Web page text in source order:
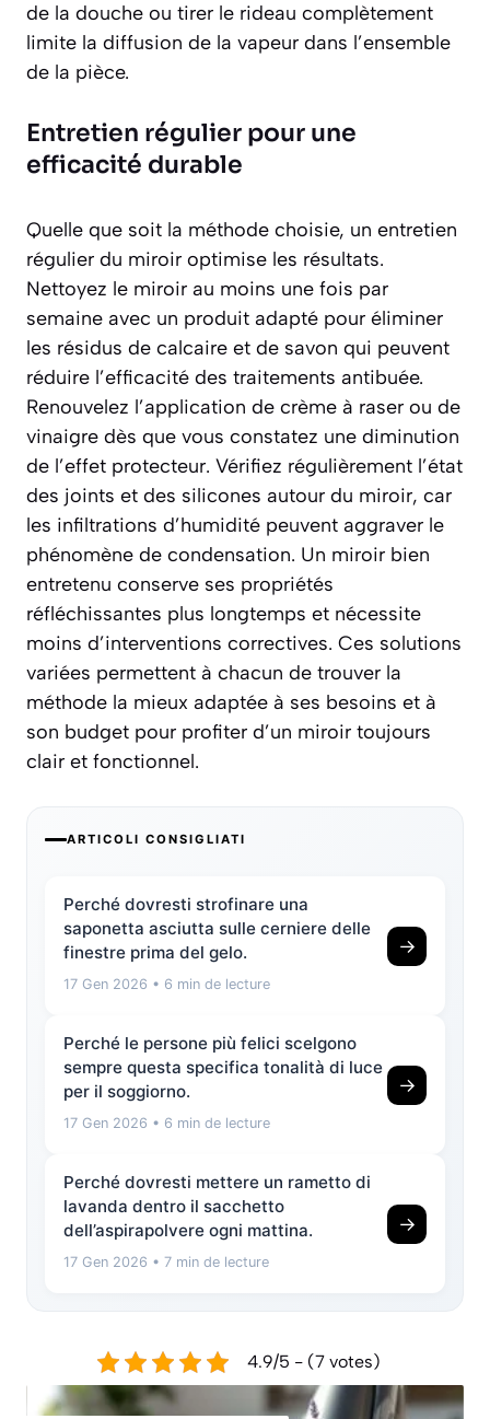
de la douche ou tirer le rideau complètement
limite la diffusion de la vapeur dans l’ensemble
de la pièce.
Entretien régulier pour une
efficacité durable
Quelle que soit la méthode choisie, un entretien
régulier du miroir optimise les résultats.
Nettoyez le miroir au moins une fois par
semaine avec un produit adapté pour éliminer
les résidus de calcaire et de savon qui peuvent
réduire l’efficacité des traitements antibuée.
Renouvelez l’application de crème à raser ou de
vinaigre dès que vous constatez une diminution
de l’effet protecteur. Vérifiez régulièrement l’état
des joints et des silicones autour du miroir, car
les infiltrations d’humidité peuvent aggraver le
phénomène de condensation. Un miroir bien
entretenu conserve ses propriétés
réfléchissantes plus longtemps et nécessite
moins d’interventions correctives. Ces solutions
variées permettent à chacun de trouver la
méthode la mieux adaptée à ses besoins et à
son budget pour profiter d’un miroir toujours
clair et fonctionnel.
ARTICOLI CONSIGLIATI
Perché dovresti strofinare una
saponetta asciutta sulle cerniere delle
finestre prima del gelo.
17 Gen 2026 • 6 min de lecture
→
Perché le persone più felici scelgono
sempre questa specifica tonalità di luce
per il soggiorno.
17 Gen 2026 • 6 min de lecture
→
Perché dovresti mettere un rametto di
lavanda dentro il sacchetto
dell’aspirapolvere ogni mattina.
17 Gen 2026 • 7 min de lecture
→
4.9/5 - (7 votes)